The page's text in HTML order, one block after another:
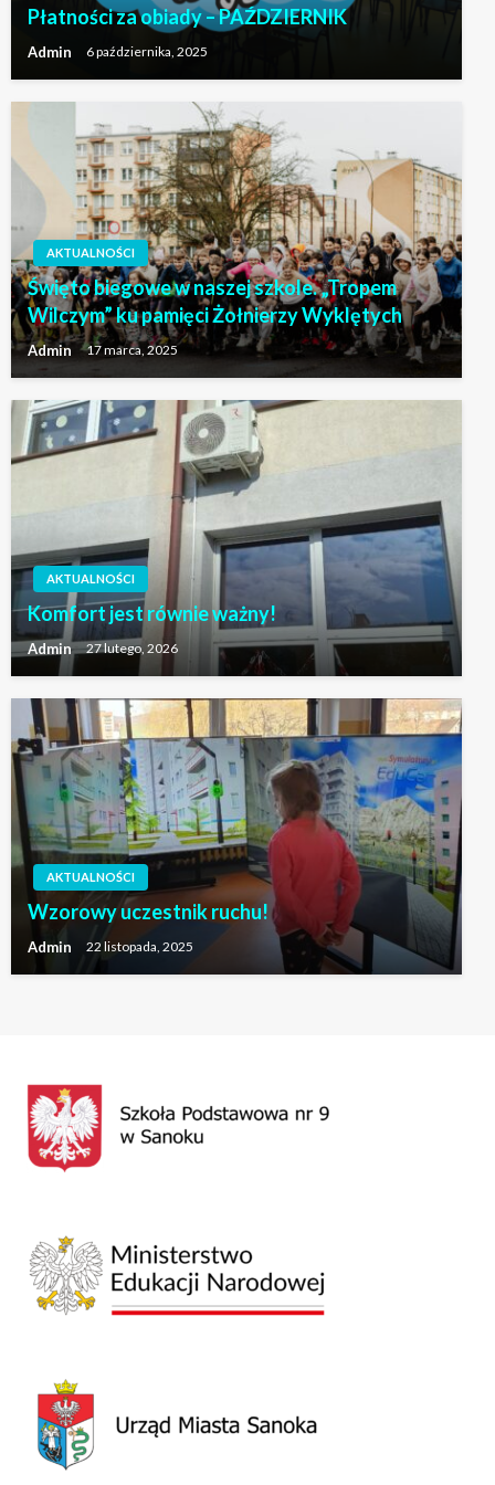
Płatności za obiady – PAŹDZIERNIK
Admin 6 października, 2025
AKTUALNOŚCI
Święto biegowe w naszej szkole. „Tropem
Wilczym” ku pamięci Żołnierzy Wyklętych
Admin 17 marca, 2025
AKTUALNOŚCI
Komfort jest równie ważny!
Admin 27 lutego, 2026
AKTUALNOŚCI
Wzorowy uczestnik ruchu!
Admin 22 listopada, 2025